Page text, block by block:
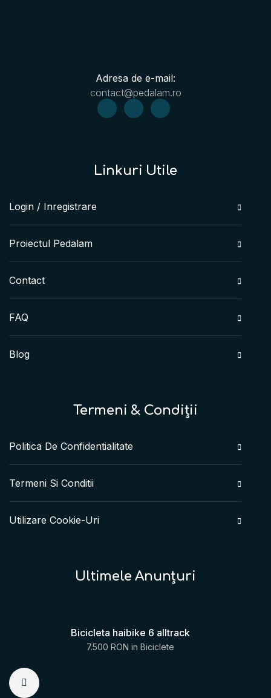
Adresa de e-mail:
contact@pedalam.ro
Linkuri Utile
Login / Inregistrare
Proiectul Pedalam
Contact
FAQ
Blog
Termeni & Condiții
Politica De Confidentialitate
Termeni Si Conditii
Utilizare Cookie-Uri
Ultimele Anunțuri
Bicicleta haibike 6 alltrack
7.500 RON in Biciclete